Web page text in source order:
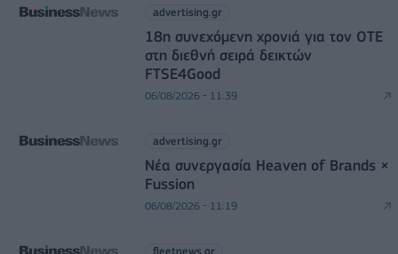
advertising.gr
18η συνεχόμενη χρονιά για τον ΟΤΕ
στη διεθνή σειρά δεικτών
FTSE4Good
06/08/2026 - 11:39
advertising.gr
Νέα συνεργασία Heaven of Brands ×
Fussion
06/08/2026 - 11:19
fleetnews.gr